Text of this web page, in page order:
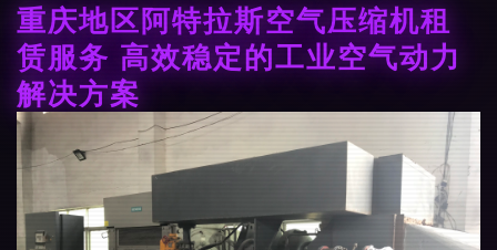
重庆地区阿特拉斯空气压缩机租
赁服务 高效稳定的工业空气动力
解决方案